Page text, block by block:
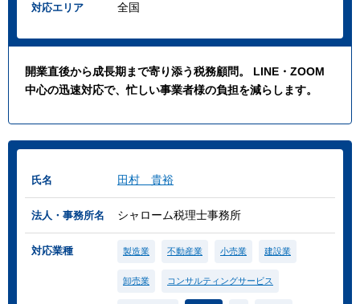
対応エリア 全国
開業直後から成長期まで寄り添う税務顧問。 LINE・ZOOM
中心の迅速対応で、忙しい事業者様の負担を減らします。
氏名 田村 貴裕
法人・事務所名 シャローム税理士事務所
対応業種 製造業 不動産業 小売業 建設業
卸売業 コンサルティングサービス